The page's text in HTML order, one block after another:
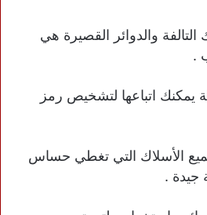
والدوائر القصيرة هي
.
اتباعها لتشخيص رمز
جميع الأسلاك التي تغطي حساس
جيدة .